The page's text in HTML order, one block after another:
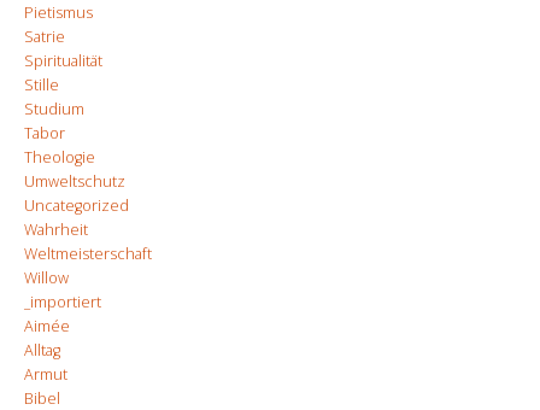
Pietismus
Satrie
Spiritualität
Stille
Studium
Tabor
Theologie
Umweltschutz
Uncategorized
Wahrheit
Weltmeisterschaft
Willow
_importiert
Aimée
Alltag
Armut
Bibel